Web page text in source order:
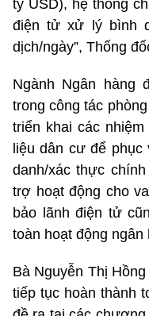
tỷ USD), hệ thống
điện tử xử lý bình
dịch/ngày”, Thống
Ngành Ngân hàng
trong công tác
triển khai các
liệu dân cư để phục
danh/xác thực
trợ hoạt động cho
bảo lãnh điện tử
toàn hoạt động ngân
Bà Nguyễn Thị
tiếp tục hoàn thành